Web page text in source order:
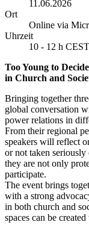
11.06.2026
Ort
Online via
Uhrzeit
10 - 12 h CEST
Too Young to
in Church and
Bringing together
global conversation
power relations in
From their regional
speakers will reflect
or not taken
they are not only
participate.
The event brings
with a strong
in both church and
spaces can be